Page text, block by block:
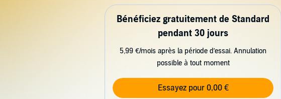
Bénéficiez gratuitement de Standard
pendant 30 jours
5,99 €/mois après la période d’essai. Annulation
possible à tout moment
Essayez pour 0,00 €